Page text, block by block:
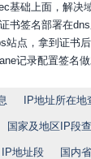
基础上面，解决
书签名部署在
站点，拿到证书
记录配置签名
IP地址所在地
国家及地区IP段
地址段 国内